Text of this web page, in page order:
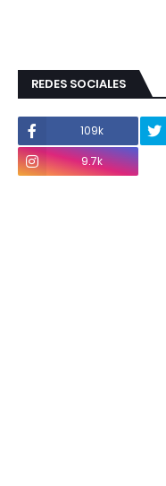
REDES SOCIALES
109k
9.7k